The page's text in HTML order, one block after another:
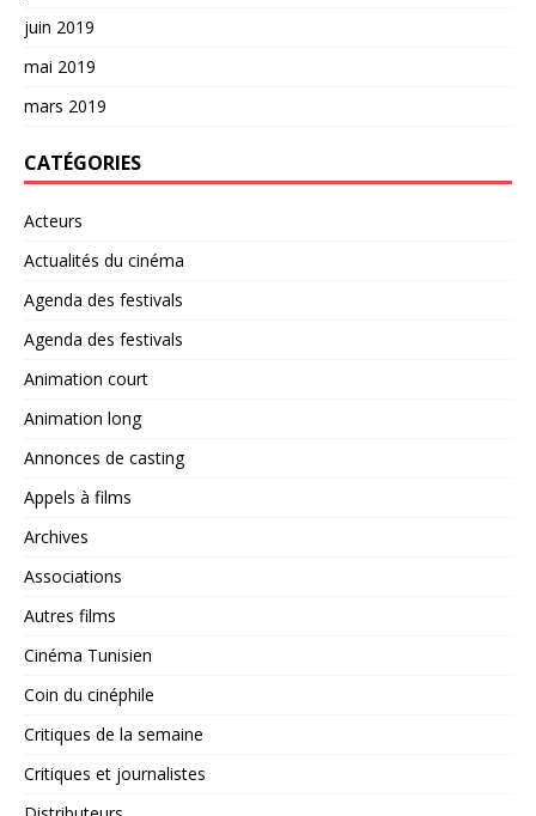
juin 2019
mai 2019
mars 2019
CATÉGORIES
Acteurs
Actualités du cinéma
Agenda des festivals
Agenda des festivals
Animation court
Animation long
Annonces de casting
Appels à films
Archives
Associations
Autres films
Cinéma Tunisien
Coin du cinéphile
Critiques de la semaine
Critiques et journalistes